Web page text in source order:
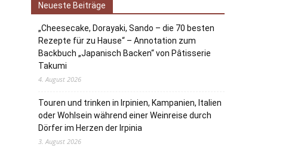
Neueste Beiträge
„Cheesecake, Dorayaki, Sando – die 70 besten
Rezepte für zu Hause“ – Annotation zum
Backbuch „Japanisch Backen“ von Pâtisserie
Takumi
4. August 2026
Touren und trinken in Irpinien, Kampanien, Italien
oder Wohlsein während einer Weinreise durch
Dörfer im Herzen der Irpinia
3. August 2026